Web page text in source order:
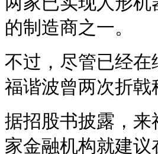
的制造商之一。
不过，尽管已经
福谐波曾两次折戟
据招股书披露，来
家金融机构就建